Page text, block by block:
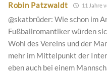
Robin Patzwaldt 11 Jahre
@skatbrüder: Wie schon im
Fußballromantiker würden
Wohl des Vereins und der
mehr im Mittelpunkt der
eben auch bei einem